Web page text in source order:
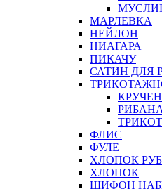
МАРЛЕВКА
НЕЙЛОН
НИАГАРА
ПИКАЧУ
САТИН ДЛЯ
РИБАНА
ФЛИС
ФУЛЕ
ХЛОПОК
ХЛОПОК
ШИФОН